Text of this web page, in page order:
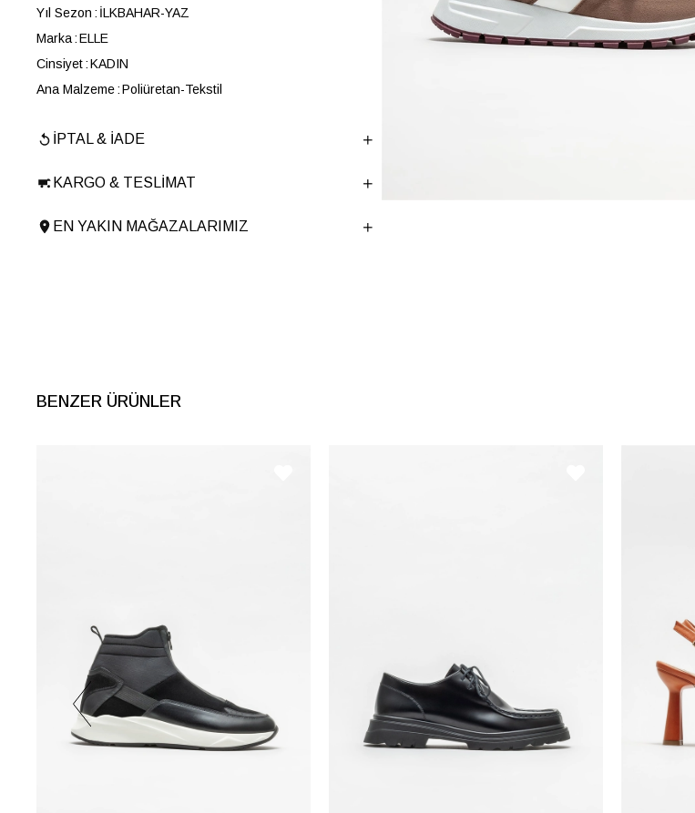
Yıl Sezon
İLKBAHAR-YAZ
Marka ELLE
Cinsiyet KADIN
Ana Malzeme Poliüretan-Tekstil
Topuk Boyu
3 cm
Ürün Cinsi
Retro
Taban Yüksekliği
3 cm
İPTAL & İADE
KARGO & TESLIMAT
EN YAKIN MAĞAZALARIMIZ
BENZER ÜRÜNLER